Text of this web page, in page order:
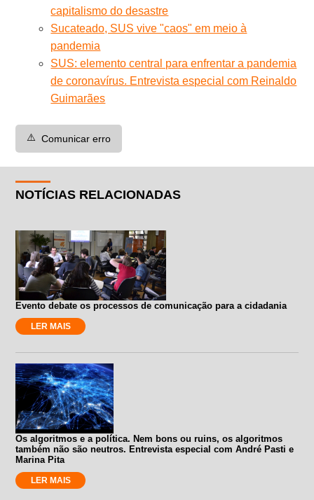
capitalismo do desastre
Sucateado, SUS vive "caos" em meio à
pandemia
SUS: elemento central para enfrentar a pandemia
de coronavírus. Entrevista especial com Reinaldo
Guimarães
⚠️ Comunicar erro
NOTÍCIAS RELACIONADAS
Evento debate os processos de comunicação para a cidadania
LER MAIS
Os algoritmos e a política. Nem bons ou ruins, os algoritmos
também não são neutros. Entrevista especial com André Pasti e
Marina Pita
LER MAIS